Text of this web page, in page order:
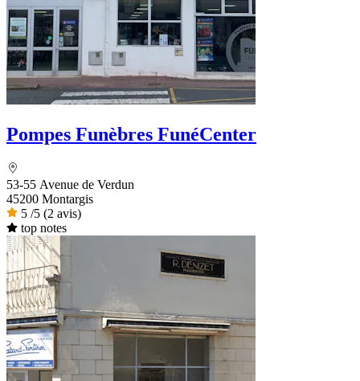
Pompes Funèbres FunéCenter
53-55 Avenue de Verdun
45200 Montargis
5 /5 (2 avis)
top notes